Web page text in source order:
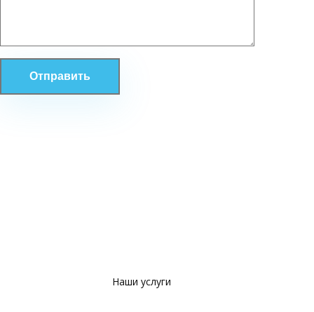
Наши услуги